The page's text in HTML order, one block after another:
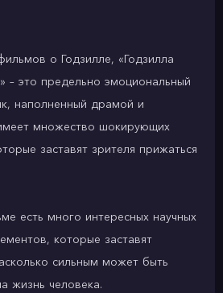
о Годзилле, «Годзилла
– это предельно эмоциональный
наполненный драмой и
множество шокирующих
заставят зрителя прижаться
есть много интересных научных
которые заставят
сильным может быть
жизнь человека.